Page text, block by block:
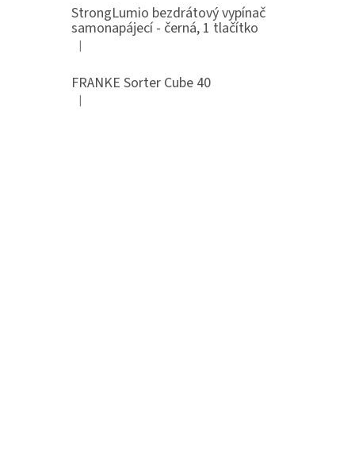
StrongLumio bezdrátový vypínač
samonapájecí - černá, 1 tlačítko
Hodnocení produktu je 4 z 5 hvězdiček.
|
FRANKE Sorter Cube 40
Hodnocení produktu je 3 z 5 hvězdiček.
|